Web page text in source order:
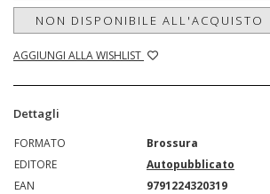
NON DISPONIBILE ALL'ACQUISTO
AGGIUNGI ALLA WISHLIST
Dettagli
FORMATO
Brossura
EDITORE
Autopubblicato
EAN
9791224320319